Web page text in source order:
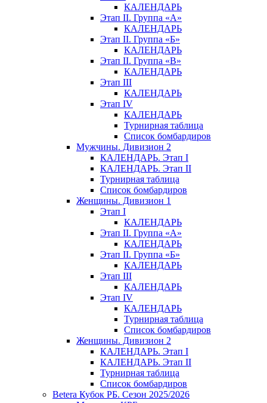
КАЛЕНДАРЬ
Этап II. Группа «А»
КАЛЕНДАРЬ
Этап II. Группа «Б»
КАЛЕНДАРЬ
Этап II. Группа «В»
КАЛЕНДАРЬ
Этап III
КАЛЕНДАРЬ
Этап IV
КАЛЕНДАРЬ
Турнирная таблица
Список бомбардиров
Мужчины. Дивизион 2
КАЛЕНДАРЬ. Этап I
КАЛЕНДАРЬ. Этап II
Турнирная таблица
Список бомбардиров
Женщины. Дивизион 1
Этап I
КАЛЕНДАРЬ
Этап II. Группа «А»
КАЛЕНДАРЬ
Этап II. Группа «Б»
КАЛЕНДАРЬ
Этап III
КАЛЕНДАРЬ
Этап IV
КАЛЕНДАРЬ
Турнирная таблица
Список бомбардиров
Женщины. Дивизион 2
КАЛЕНДАРЬ. Этап I
КАЛЕНДАРЬ. Этап II
Турнирная таблица
Список бомбардиров
Betera Кубок РБ. Сезон 2025/2026